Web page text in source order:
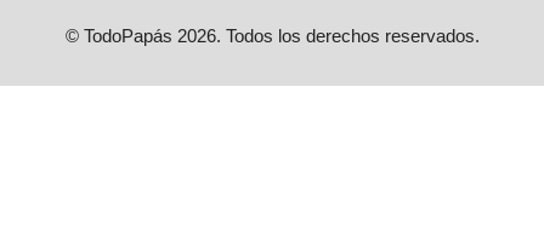
© TodoPapás 2026. Todos los derechos reservados.